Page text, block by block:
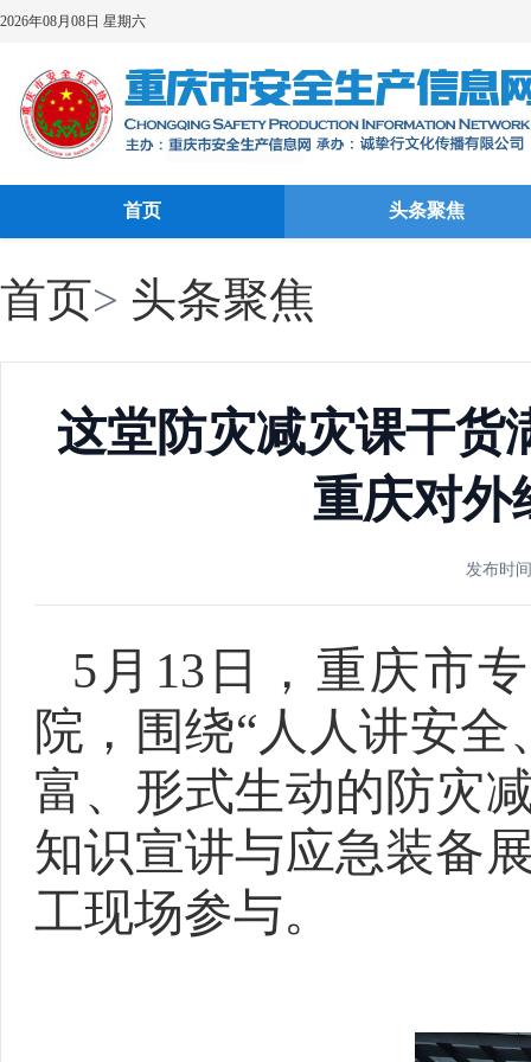
2026年08月08日 星期六
首页 头条聚焦
首页> 头条聚焦
这堂防灾减灾课干
重庆对外
发布时
5月13日，重庆市
院，围绕“人人讲安
富、形式生动的防灾
知识宣讲与应急装备
工现场参与。